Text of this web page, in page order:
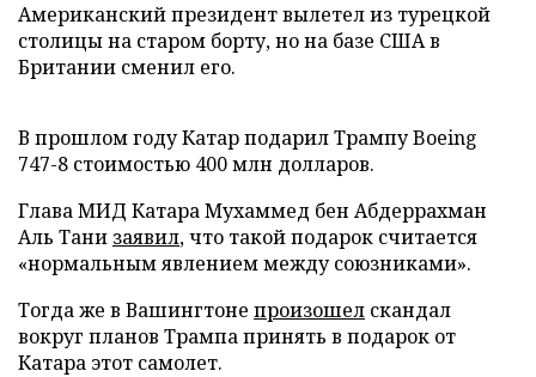
Американский президент вылетел из турецкой
столицы на старом борту, но на базе США в
Британии сменил его.
В прошлом году Катар подарил Трампу Boeing
747-8 стоимостью 400 млн долларов.
Глава МИД Катара Мухаммед бен Абдеррахман
Аль Тани заявил, что такой подарок считается
«нормальным явлением между союзниками».
Тогда же в Вашингтоне произошел скандал
вокруг планов Трампа принять в подарок от
Катара этот самолет.